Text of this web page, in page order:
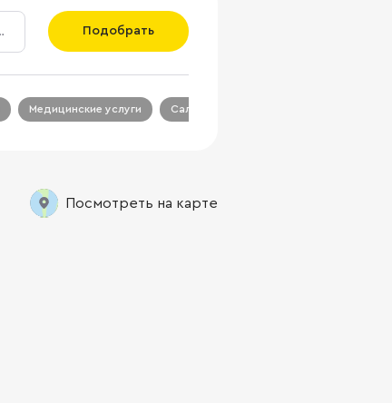
Подобрать
Медицинские услуги Салон красоты
Посмотреть на карте